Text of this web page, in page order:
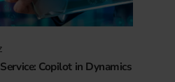
Copilot in Dynamics